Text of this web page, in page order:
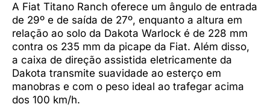
A Fiat Titano Ranch oferece um ângulo de entrada
de 29º e de saída de 27º, enquanto a altura em
relação ao solo da Dakota Warlock é de 228 mm
contra os 235 mm da picape da Fiat. Além disso,
a caixa de direção assistida eletricamente da
Dakota transmite suavidade ao esterço em
manobras e com o peso ideal ao trafegar acima
dos 100 km/h.